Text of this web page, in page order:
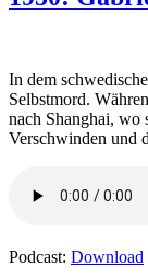
In dem
Selbstmord.
nach Shanghai, wo
Verschwinden und
Podcast: Download